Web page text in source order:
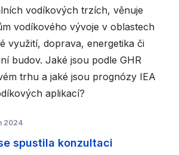
vodíkových trzích, věnuje
vodíkového vývoje v oblastech
využití, doprava, energetika či
budov. Jaké jsou podle GHR
trhu a jaké jsou prognózy IEA
aplikací?
2024
spustila konzultaci